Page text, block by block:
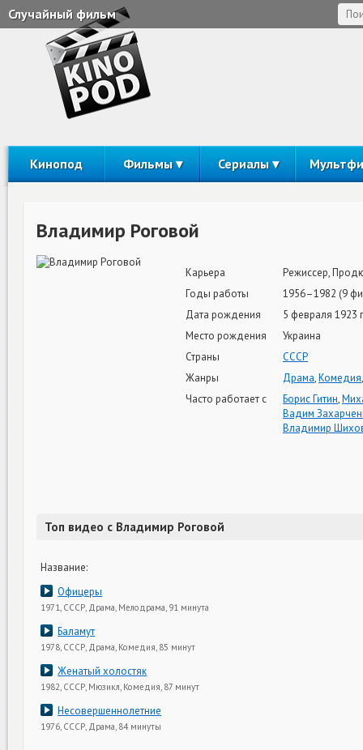
Случайный фильм
Кинопод Фильмы Сериалы
Владимир Роговой
Карьера
Режиссер,
Годы работы
1956–1982 (9
Дата рождения
5 февраля 1923
Место рождения
Украина
Страны
СССР
Жанры
Драма,Комедия
Часто работает с
Борис Гитин,
Вадим
Владимир
Топ видео с Владимир Роговой
Название:
Офицеры
1971, СССР, Драма, Мелодрама, 91 минута
Баламут
1978, СССР, Драма, Комедия, 85 минут
Женатый холостяк
1982, СССР, Мюзикл, Комедия, 87 минут
Несовершеннолетние
1976, СССР, Драма, 84 минуты